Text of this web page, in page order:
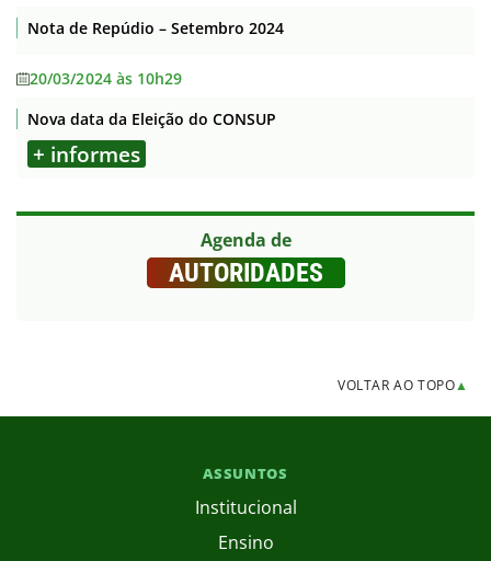
Nota de Repúdio – Setembro 2024
20/03/2024 às 10h29
Nova data da Eleição do CONSUP
+ informes
Agenda de
AUTORIDADES
VOLTAR AO TOPO▲
ASSUNTOS
Institucional
Ensino